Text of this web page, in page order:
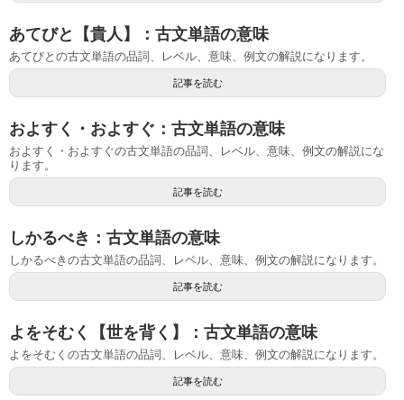
あてびと【貴人】：古文単語の意味
あてびとの古文単語の品詞、レベル、意味、例文の解説になります。
記事を読む
およすく・およすぐ：古文単語の意味
およすく・およすぐの古文単語の品詞、レベル、意味、例文の解説にな
ります。
記事を読む
しかるべき：古文単語の意味
しかるべきの古文単語の品詞、レベル、意味、例文の解説になります。
記事を読む
よをそむく【世を背く】：古文単語の意味
よをそむくの古文単語の品詞、レベル、意味、例文の解説になります。
記事を読む